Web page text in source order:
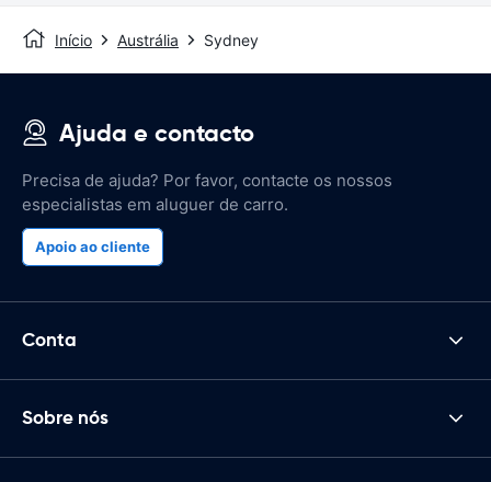
Início Austrália Sydney
Ajuda e contacto
Precisa de ajuda? Por favor, contacte os nossos
especialistas em aluguer de carro.
Apoio ao cliente
Conta
Sobre nós